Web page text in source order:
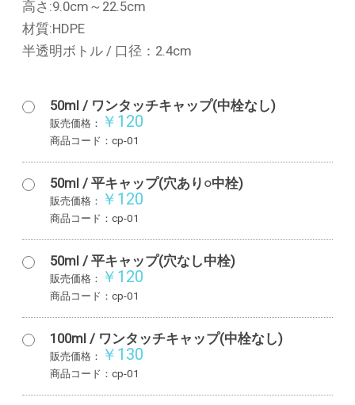
高さ:9.0cm～22.5cm
材質:HDPE
半透明ボトル / 口径：2.4cm
50ml / ワンタッチキャップ(中栓なし)
販売価格： ￥120
商品コード：cp-01
50ml / 平キャップ(穴あり○中栓)
販売価格： ￥120
商品コード：cp-01
50ml / 平キャップ(穴なし中栓)
販売価格： ￥120
商品コード：cp-01
100ml / ワンタッチキャップ(中栓なし)
販売価格： ￥130
商品コード：cp-01